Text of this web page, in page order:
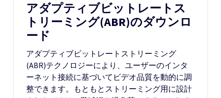
アダプティブビットレートス
トリーミング(ABR)のダウンロ
ード
アダプティブビットレートストリーミング
(ABR)テクノロジーにより、ユーザーのインタ
ーネット接続に基づいてビデオ品質を動的に調
整できます。もともとストリーミング用に設計